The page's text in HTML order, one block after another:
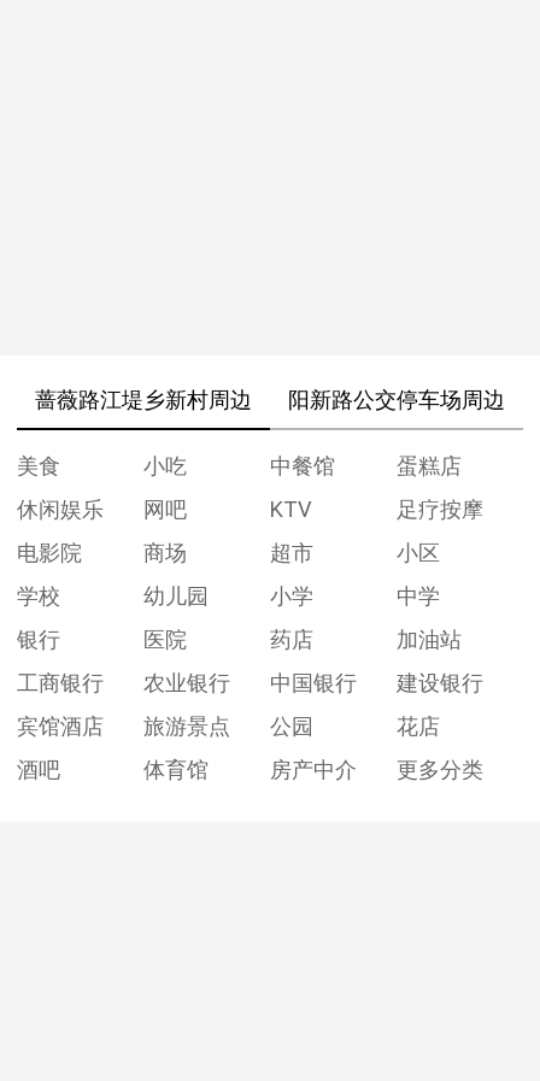
蔷薇路江堤乡新村周边 阳新路公交停车场周边
美食 小吃 中餐馆
蛋糕店
休闲娱乐
网吧 KTV
足疗按摩
电影院
商场 超市
小区
学校
幼儿园 小学
中学
银行
医院 药店
加油站
工商银行
农业银行 中国银行
建设银行
宾馆酒店
旅游景点 公园
花店
酒吧
体育馆 房产中介 更多分类